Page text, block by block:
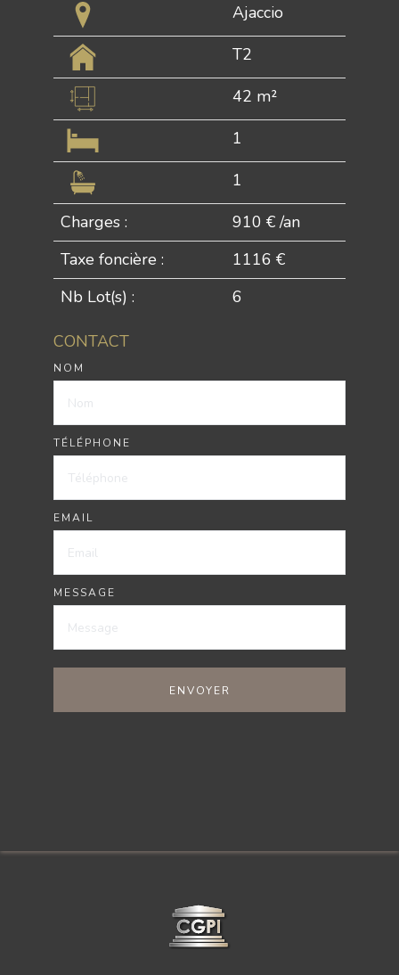
Ajaccio
T2
42 m²
1
1
Charges :
910 € /an
Taxe foncière :
1116 €
Nb Lot(s) :
6
CONTACT
NOM
TÉLÉPHONE
EMAIL
MESSAGE
ENVOYER